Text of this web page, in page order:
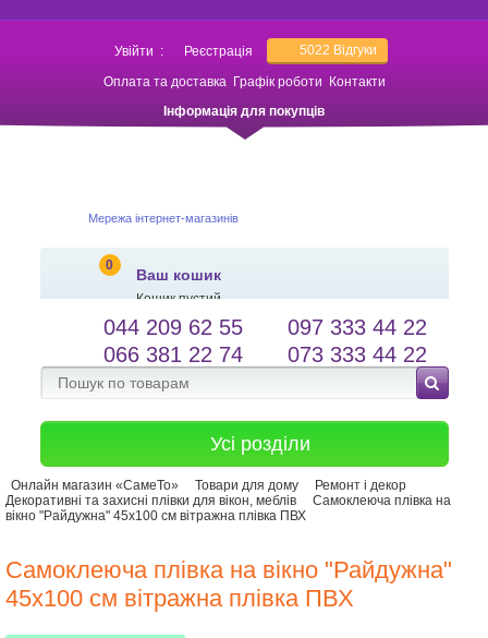
Увійти : Реєстрація 5022 Відгуки
Оплата та доставка Графік роботи
Контакти
Інформація для покупців
Мережа інтернет-магазинів
0
Ваш кошик
Кошик пустий
salessameto@gmail.com
Зворотній зв'язок
Мова сайту
044 209 62 55
097 333 44 22
066 381 22 74
073 333 44 22
Усі розділи
Онлайн магазин «СамеТо» Товари для дому
Ремонт і декор
Декоративні та захисні плівки для вікон, меблів
Самоклеюча плівка на
вікно "Райдужна" 45х100 см вітражна плівка ПВХ
Самоклеюча плівка на вікно "Райдужна"
45х100 см вітражна плівка ПВХ